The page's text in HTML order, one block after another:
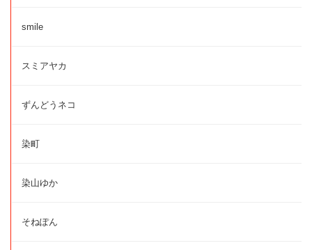
smile
スミアヤカ
ずんどうネコ
染町
染山ゆか
そねぽん